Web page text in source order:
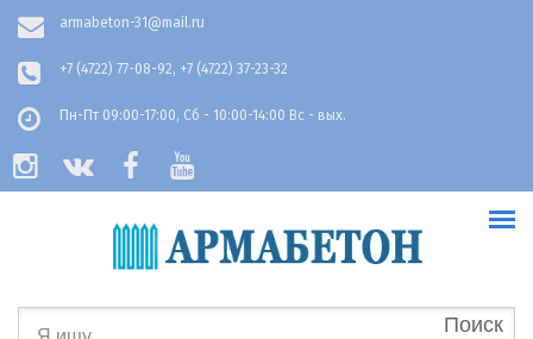
armabeton-31@mail.ru
+7 (4722) 77-08-92, +7 (4722) 37-23-32
Пн-Пт 09:00-17:00, Сб - 10:00-14:00 Вс - вых.